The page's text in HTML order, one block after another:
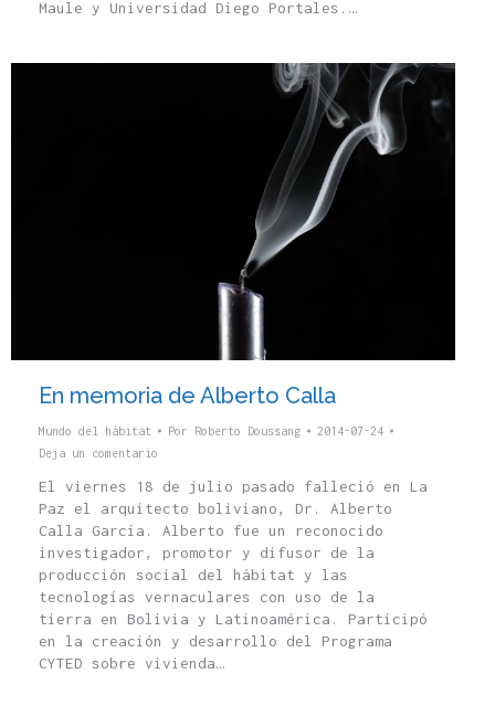
Maule y Universidad Diego Portales.…
En memoria de Alberto Calla
Mundo del hábitat Por Roberto Doussang
2014-07-24
Deja un comentario
El viernes 18 de julio pasado falleció en La
Paz el arquitecto boliviano, Dr. Alberto
Calla García. Alberto fue un reconocido
investigador, promotor y difusor de la
producción social del hábitat y las
tecnologías vernaculares con uso de la
tierra en Bolivia y Latinoamérica. Participó
en la creación y desarrollo del Programa
CYTED sobre vivienda…